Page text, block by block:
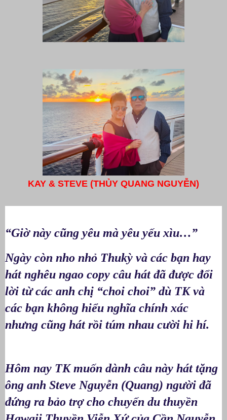
KAY & STEVE (THỦY QUANG NGUYỄN)
“Giờ này cũng yêu mà yêu yếu xìu…”
Ngày còn nho nhỏ Thukỳ và các bạn hay
hát nghêu ngao copy câu hát đã được đổi
lời từ các anh chị “choi choi” dù TK và
các bạn không hiểu nghĩa chính xác
nhưng cũng hát rồi túm nhau cười hi hí.
Hôm nay TK muốn dành câu này hát tặng
ông anh Steve Nguyễn (Quang) người đã
đứng ra bảo trợ cho chuyến du thuyền